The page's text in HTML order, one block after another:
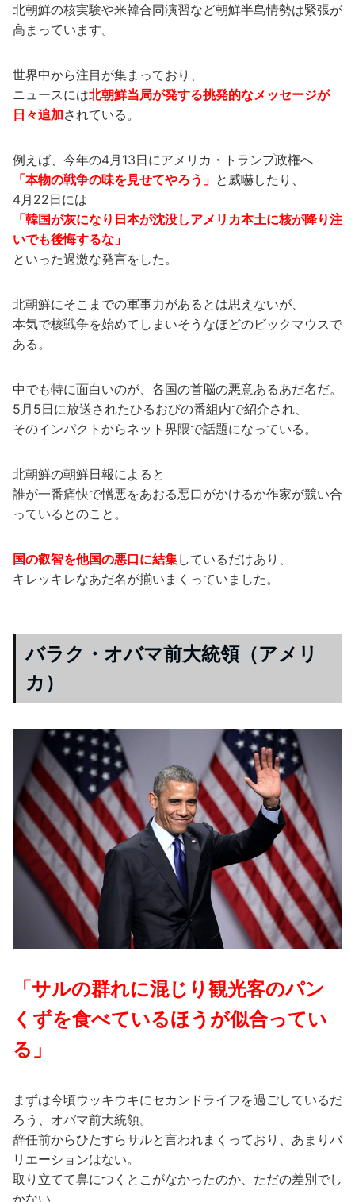
北朝鮮の核実験や米韓合同演習など朝鮮半島情勢は緊張が
高まっています。
世界中から注目が集まっており、
ニュースには北朝鮮当局が発する挑発的なメッセージが
日々追加されている。
例えば、今年の4月13日にアメリカ・トランプ政権へ
「本物の戦争の味を見せてやろう」 と威嚇したり、
4月22日には
「韓国が灰になり日本が沈没しアメリカ本土に核が降り注
いでも後悔するな」
といった過激な発言をした。
北朝鮮にそこまでの軍事力があるとは思えないが、
本気で核戦争を始めてしまいそうなほどのビックマウスで
ある。
中でも特に面白いのが、各国の首脳の悪意あるあだ名だ。
5月5日に放送されたひるおびの番組内で紹介され、
そのインパクトからネット界隈で話題になっている。
北朝鮮の朝鮮日報によると
誰が一番痛快で憎悪をあおる悪口がかけるか作家が競い合
っているとのこと。
国の叡智を他国の悪口に結集しているだけあり、
キレッキレなあだ名が揃いまくっていました。
バラク・オバマ前大統領（アメリ
カ）
「サルの群れに混じり観光客のパン
くずを食べているほうが似合ってい
る」
まずは今頃ウッキウキにセカンドライフを過ごしているだ
ろう、オバマ前大統領。
辞任前からひたすらサルと言われまくっており、あまりバ
リエーションはない。
取り立てて鼻につくとこがなかったのか、ただの差別でし